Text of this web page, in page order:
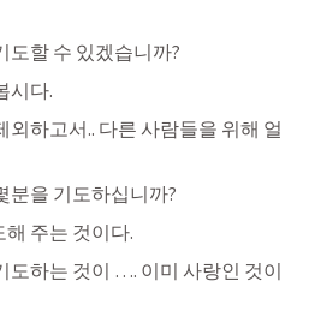
할 수 있겠습니까?
시다.
외하고서.. 다른 사람들을 위해 얼
분을 기도하십니까?
주는 것이다.
도하는 것이 …. 이미 사랑인 것이